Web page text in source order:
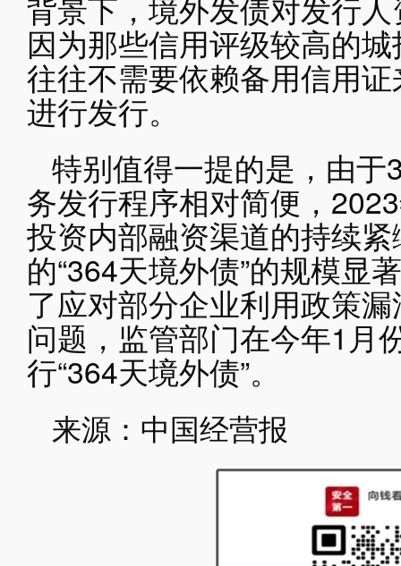
因为那些信用评级较高的
往往不需要依赖备用信用
进行发行。
特别值得一提的是，由
务发行程序相对简便，
投资内部融资渠道的持续
的“364天境外债”的规模显
了应对部分企业利用政策
问题，监管部门在今年1月
行“364天境外债”。
来源：中国经营报